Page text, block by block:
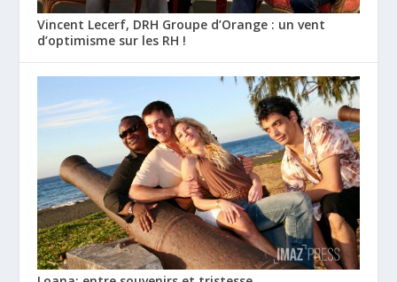
Vincent Lecerf, DRH Groupe d’Orange : un vent
d’optimisme sur les RH !